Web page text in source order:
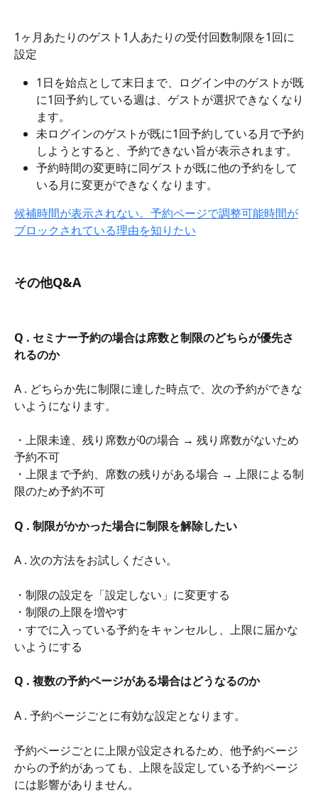
1ヶ月あたりのゲスト1人あたりの受付回数制限を1回に
設定
1日を始点として末日まで、ログイン中のゲストが既
に1回予約している週は、ゲストが選択できなくなり
ます。
未ログインのゲストが既に1回予約している月で予約
しようとすると、予約できない旨が表示されます。
予約時間の変更時に同ゲストが既に他の予約をして
いる月に変更ができなくなります。
候補時間が表示されない。予約ページで調整可能時間が
ブロックされている理由を知りたい
その他Q&A
Q . セミナー予約の場合は席数と制限のどちらが優先さ
れるのか
A . どちらか先に制限に達した時点で、次の予約ができな
いようになります。
・上限未達、残り席数が0の場合 → 残り席数がないため
予約不可
・上限まで予約、席数の残りがある場合 → 上限による制
限のため予約不可
Q . 制限がかかった場合に制限を解除したい
A . 次の方法をお試しください。
・制限の設定を「設定しない」に変更する
・制限の上限を増やす
・すでに入っている予約をキャンセルし、上限に届かな
いようにする
Q . 複数の予約ページがある場合はどうなるのか
A . 予約ページごとに有効な設定となります。
予約ページごとに上限が設定されるため、他予約ページ
からの予約があっても、上限を設定している予約ページ
には影響がありません。